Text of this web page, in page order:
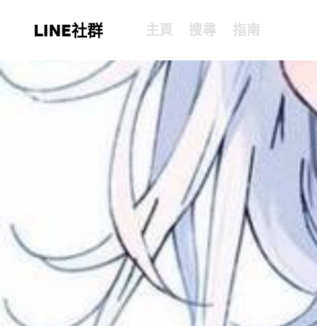
LINE社群 主頁 搜尋 指南